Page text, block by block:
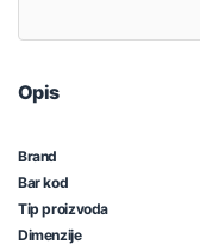
Opis
Brand
Bar kod
Tip proizvoda
Dimenzije